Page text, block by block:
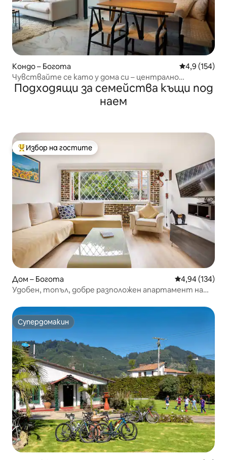
Кондо – Богота Средна
4,9 (154)
Чувствайте се като у дома си – централно
местоположение в Богота
Подходящи за семейства къщи под
наем
Най-популярен избор на гостите
Избор на гостите
Дом – Богота Средна
4,94 (134)
Удобен, топъл, добре разположен апартамент на
Супердомакин
Супердомакин